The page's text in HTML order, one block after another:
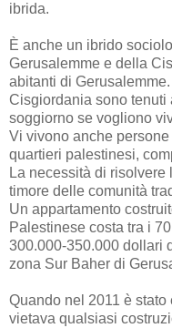
ibrida.
È anche un ibrido
Gerusalemme e della
abitanti di
Cisgiordania sono tenuti
soggiorno se vogliono
Vi vivono anche
quartieri palestinesi,
La necessità di risolvere
timore delle comunità
Un appartamento
Palestinese costa tra i
300.000-350.000 dollari
zona Sur Baher di
Quando nel 2011 è
vietava qualsiasi